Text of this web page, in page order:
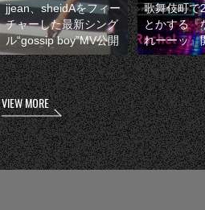
jjean、sheidAをフィー
チャーした最新シング
ル“gossip boy”MV公開
歌舞伎町で
とかする『
れーーッ』
VIEW MORE